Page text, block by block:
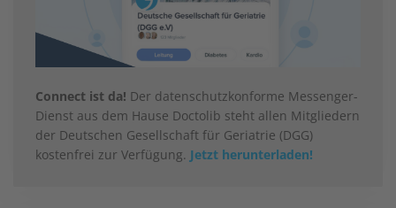
Connect ist da! Der datenschutzkonforme Messenger-
Dienst aus dem Hause Doctolib steht allen Mitgliedern
der Deutschen Gesellschaft für Geriatrie (DGG)
kostenfrei zur Verfügung. Jetzt herunterladen!